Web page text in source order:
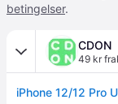
betingelser.
CDON
49 kr
iPhone 12/12 Pro